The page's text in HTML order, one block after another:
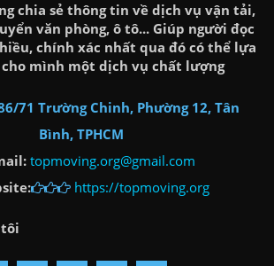
chia sẻ thông tin về dịch vụ vận tải,
văn phòng, ô tô... Giúp người đọc
chính xác nhất qua đó có thể lựa
mình một dịch vụ chất lượng
71 Trường Chinh, Phường 12, Tân
Bình, TPHCM
topmoving.org@gmail.com
https://topmoving.org